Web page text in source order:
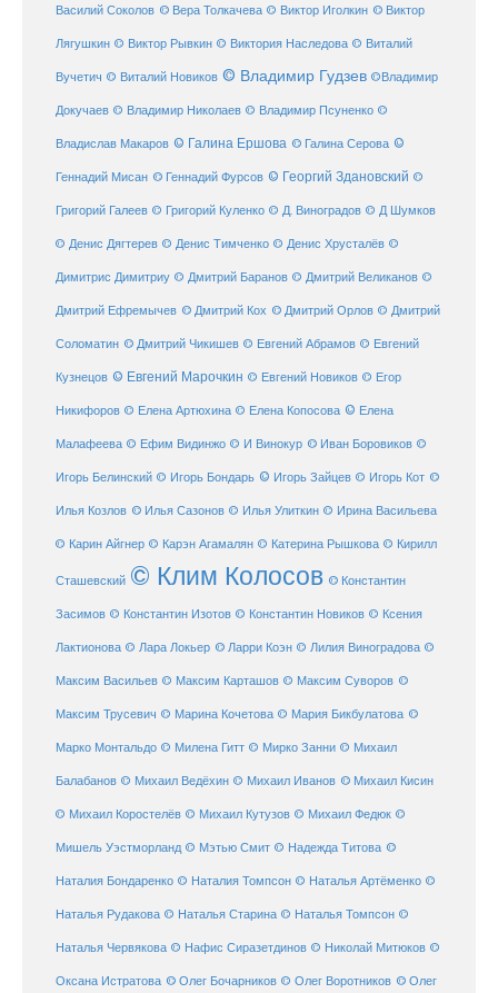
Василий Соколов © Вера Толкачева © Виктор Иголкин © Виктор
Лягушкин © Виктор Рывкин © Виктория Наследова © Виталий
Вучетич © Виталий Новиков © Владимир Гудзев ©Владимир
Докучаев © Владимир Николаев © Владимир Псуненко ©
Владислав Макаров © Галина Ершова © Галина Серова ©
Геннадий Мисан © Геннадий Фурсов © Георгий Здановский ©
Григорий Галеев © Григорий Куленко © Д. Виноградов © Д Шумков
© Денис Дягтерев © Денис Тимченко © Денис Хрусталёв ©
Димитрис Димитриу © Дмитрий Баранов © Дмитрий Великанов ©
Дмитрий Ефремычев © Дмитрий Кох © Дмитрий Орлов © Дмитрий
Соломатин © Дмитрий Чикишев © Евгений Абрамов © Евгений
Кузнецов © Евгений Марочкин © Евгений Новиков © Егор
Никифоров © Елена Артюхина © Елена Копосова © Елена
Малафеева © Ефим Видинжо © И Винокур © Иван Боровиков ©
Игорь Белинский © Игорь Бондарь © Игорь Зайцев © Игорь Кот ©
Илья Козлов © Илья Сазонов © Илья Улиткин © Ирина Васильева
© Карин Айгнер © Карэн Агамалян © Катерина Рышкова © Кирилл
Сташевский © Клим Колосов © Константин
Засимов © Константин Изотов © Константин Новиков © Ксения
Лактионова © Лара Локьер © Ларри Коэн © Лилия Виноградова ©
Максим Васильев © Максим Карташов © Максим Суворов ©
Максим Трусевич © Марина Кочетова © Мария Бикбулатова ©
Марко Монтальдо © Милена Гитт © Мирко Занни © Михаил
Балабанов © Михаил Ведёхин © Михаил Иванов © Михаил Кисин
© Михаил Коростелёв © Михаил Кутузов © Михаил Федюк ©
Мишель Уэстморланд © Мэтью Смит © Надежда Титова ©
Наталия Бондаренко © Наталия Томпсон © Наталья Артёменко ©
Наталья Рудакова © Наталья Старина © Наталья Томпсон ©
Наталья Червякова © Нафис Сиразетдинов © Николай Митюков ©
Оксана Истратова © Олег Бочарников © Олег Воротников © Олег